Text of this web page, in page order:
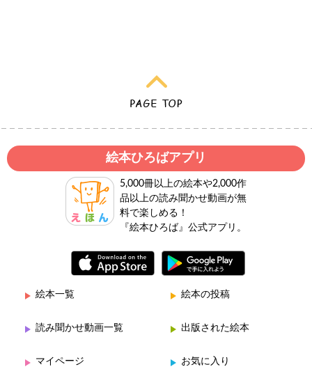
絵本ひろばアプリ
5,000冊以上の絵本や2,000作
品以上の読み聞かせ動画が無
料で楽しめる！
『絵本ひろば』公式アプリ。
絵本一覧 絵本の投稿
読み聞かせ動画一覧 出版された絵本
マイページ お気に入り